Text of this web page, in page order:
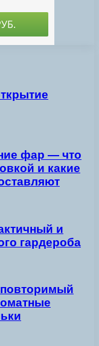
фар — что
и какие
и
гардероба